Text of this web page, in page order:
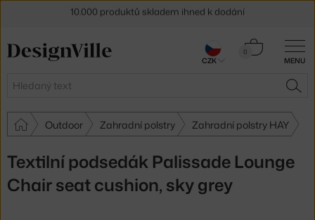
MENU
Hledat
0
Košík
Outdoor Zahradní polstry Zahradní polstry HAY
Textilní podsedák Palissade Lounge
Chair seat cushion, sky grey
30 dní na vrácení zboží
CZK